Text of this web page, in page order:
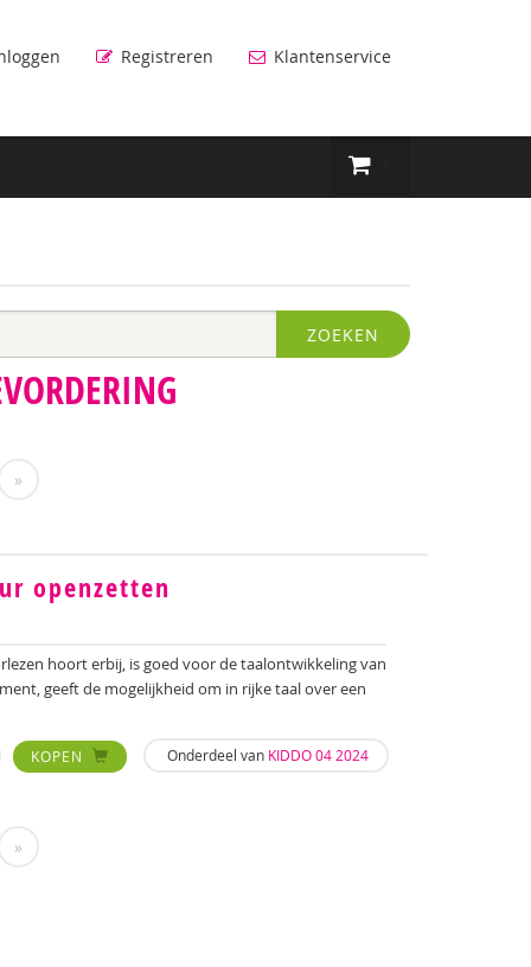
Registreren Klantenservice
ZOEKEN
»
openzetten
hoort erbij, is goed voor de taalontwikkeling van
geeft de mogelijkheid om in rijke taal over een
KOPEN Onderdeel van KIDDO 04 2024
»